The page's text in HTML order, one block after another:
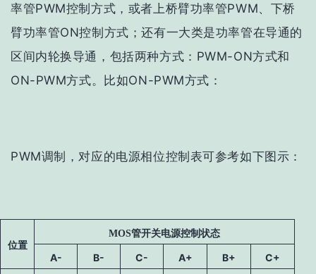
率管PWM控制方式，或者上桥臂功率管PWM、下桥
臂功率管ON控制方式；还有一大类是功率管在导通的
区间内轮换导通，包括两种方式：PWM-ON方式和
ON-PWM方式。比如ON-PWM方式：
PWM调制，对应的电源相位控制表可参考如下图示：
位置
MOS管开关电源控制状态
A- B- C- A+ B+ C+